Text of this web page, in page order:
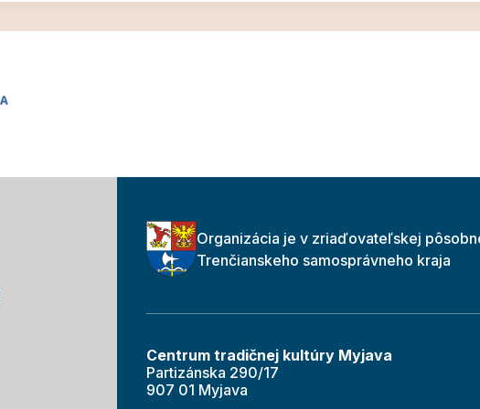
Organizácia je v zriaďovateľskej
Trenčianskeho samosprávneho kraja
Centrum tradičnej kultúry Myjava
Partizánska 290/17
907 01 Myjava